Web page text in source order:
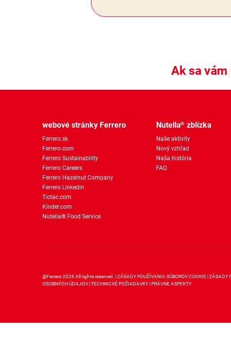
Ak sa
webové stránky Ferrero
Ferrero.sk
Ferrero.com
Ferrero Sustainability
Ferrero Careers
Ferrero Hazelnut Company
Ferrero Linkedin
Tictac.com
Kinder.com
Nutella® Food Service
Nutella® zblízka
Naše aktivity
Nový vzhľad
Naša história
FAQ
@Ferrero 2026 All rights reserved. ZÁSADY POUŽÍVANIA SÚBOROV COOKIE ZÁSADY
OSOBNÝCH ÚDAJOV TECHNICKÉ POŽIADAVKY PRÁVNE ASPEKTY